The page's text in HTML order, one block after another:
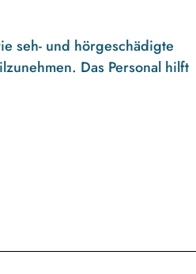
seh- und hörgeschädigte
Das Personal hilft